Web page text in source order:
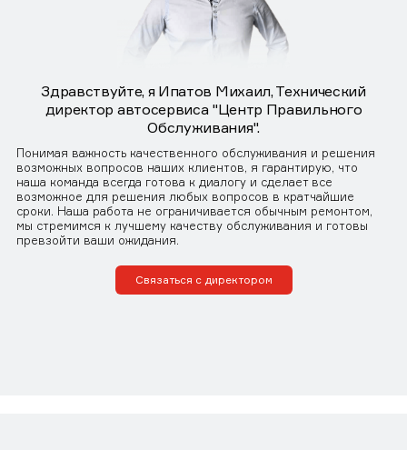
Здравствуйте, я Ипатов Михаил, Технический
директор автосервиса "Центр Правильного
Обслуживания".
Понимая важность качественного обслуживания и решения
возможных вопросов наших клиентов, я гарантирую, что
наша команда всегда готова к диалогу и сделает все
возможное для решения любых вопросов в кратчайшие
сроки. Наша работа не ограничивается обычным ремонтом,
мы стремимся к лучшему качеству обслуживания и готовы
превзойти ваши ожидания.
Связаться с директором